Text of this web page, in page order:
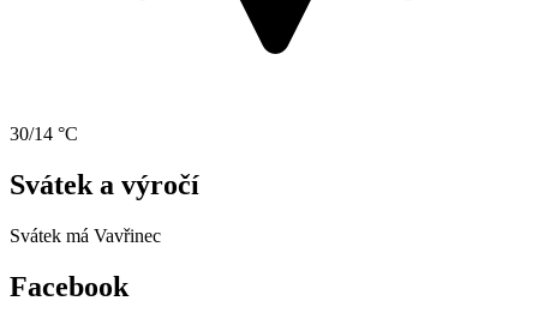
30/14 °C
Svátek a výročí
Svátek má Vavřinec
Facebook